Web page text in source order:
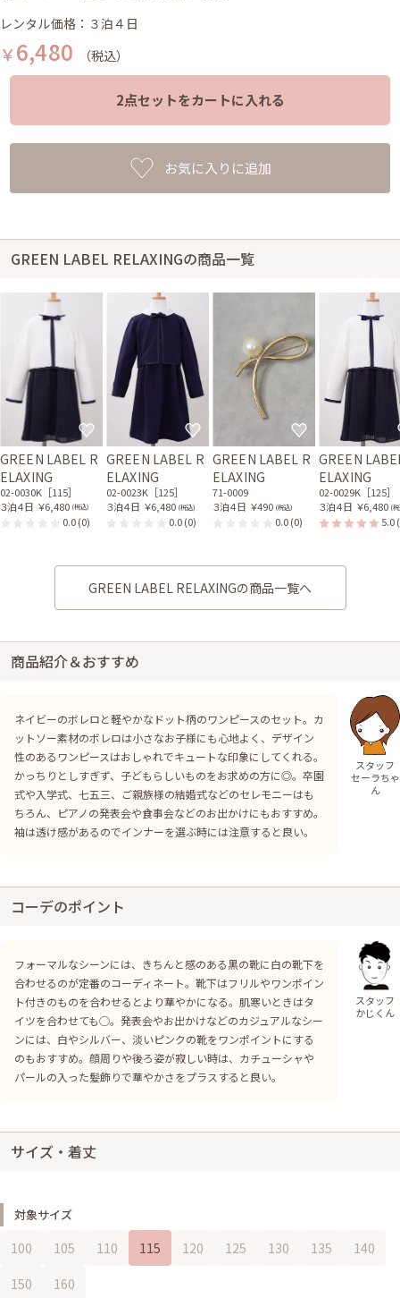
レンタル価格：３泊４日
￥6,480 （税込）
2点セットをカートに入れる
お気に入りに追加
GREEN LABEL RELAXINGの商品一覧
GREEN LABEL R
ELAXING
02-0030K［115］
３泊４日 ￥6,480 (税込)
0.0(0)
GREEN LABEL R
ELAXING
02-0023K［125］
３泊４日 ￥6,480 (税込)
0.0(0)
GREEN LABEL R
ELAXING
71-0009
３泊４日 ￥490 (税込)
0.0(0)
GREEN
ELAXING
02-0029K［125］
３泊４日 ￥6,480 (
5.0
GREEN LABEL RELAXINGの商品一覧へ
商品紹介＆おすすめ
ネイビーのボレロと軽やかなドット柄のワンピースのセット。カ
ットソー素材のボレロは小さなお子様にも心地よく、デザイン
性のあるワンピースはおしゃれでキュートな印象にしてくれる。
かっちりとしすぎず、子どもらしいものをお求めの方に◎。卒園
式や入学式、七五三、ご親族様の結婚式などのセレモニーはも
ちろん、ピアノの発表会や食事会などのお出かけにもおすすめ。
袖は透け感があるのでインナーを選ぶ時には注意すると良い。
スタッフ
セーラちゃ
ん
コーデのポイント
フォーマルなシーンには、きちんと感のある黒の靴に白の靴下を
合わせるのが定番のコーディネート。靴下はフリルやワンポイン
ト付きのものを合わせるとより華やかになる。肌寒いときはタ
イツを合わせても◯。発表会やお出かけなどのカジュアルなシー
ンには、白やシルバー、淡いピンクの靴をワンポイントにする
のもおすすめ。顔周りや後ろ姿が寂しい時は、カチューシャや
パールの入った髪飾りで華やかさをプラスすると良い。
スタッフ
かじくん
サイズ・着丈
対象サイズ
100 105 110 115 120 125 130 135
140
150
160